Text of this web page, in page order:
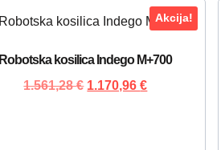
Akcija!
Robotska kosilica Indego M+700
1.561,28€ 1.170,96€